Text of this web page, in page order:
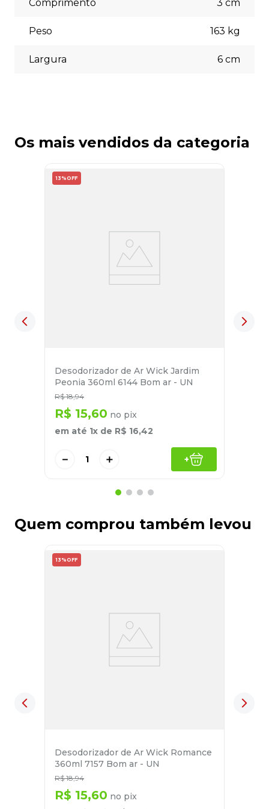
Comprimento 3 cm
Peso 163 kg
Largura 6 cm
Os mais vendidos da categoria
13% OFF
Desodorizador de Ar Wick Jardim
Peonia 360ml 6144 Bom ar - UN
R$ 18,94
R$ 15,60 no pix
em até 1x de R$ 16,42
＋
－ +
Quem comprou também levou
13% OFF
Desodorizador de Ar Wick Romance
360ml 7157 Bom ar - UN
R$ 18,94
R$ 15,60 no pix